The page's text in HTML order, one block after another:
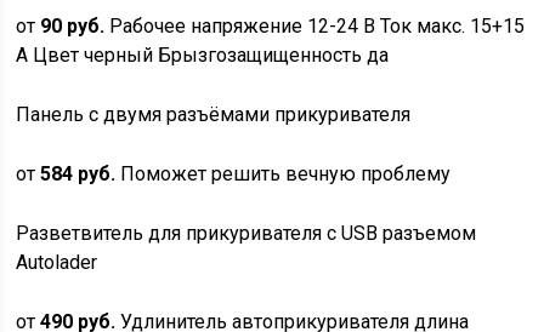
от 90 руб. Рабочее напряжение 12-24 В Ток макс. 15+15
А Цвет черный Брызгозащищенность да
Панель с двумя разъёмами прикуривателя
от584 руб. Поможет решить вечную проблему
Разветвитель для прикуривателя с USB разъемом
Autolader
от490 руб. Удлинитель автоприкуривателя длина